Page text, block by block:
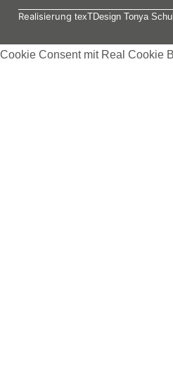
Realisierung texTDesign Tonya
Cookie Consent mit Real Cookie